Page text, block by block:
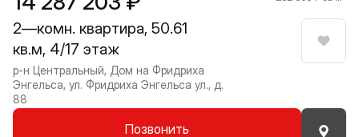
2—комн. квартира, 50.61
кв.м, 4/17 этаж
р-н Центральный, Дом на Фридриха
Энгельса, ул. Фридриха Энгельса ул., д.
88
Позвонить